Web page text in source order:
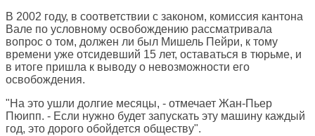
В 2002 году, в соответствии с законом, комиссия кантона
Вале по условному освобождению рассматривала
вопрос о том, должен ли был Мишель Пейри, к тому
времени уже отсидевший 15 лет, оставаться в тюрьме, и
в итоге пришла к выводу о невозможности его
освобождения.
"На это ушли долгие месяцы, - отмечает Жан-Пьер
Пюипп. - Если нужно будет запускать эту машину каждый
год, это дорого обойдется обществу".